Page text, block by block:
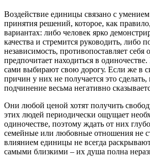
Воздействие единицы связано с умением
принятия решений, которое, как
вариантах: либо человек ярко
качества и стремится руководить, либо
независимость, противопоставляет
предпочитает находиться в
сами выбирают свою дорогу. Если же в
причин у них не получается это
подчинение весьма негативно
Они любой ценой хотят получить
этих людей периодически ощущает
одиночестве, поэтому ждать от них
семейные или любовные отношения не
влиянием единицы не всегда
самыми близкими – их душа полна